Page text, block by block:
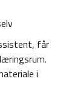
får
i